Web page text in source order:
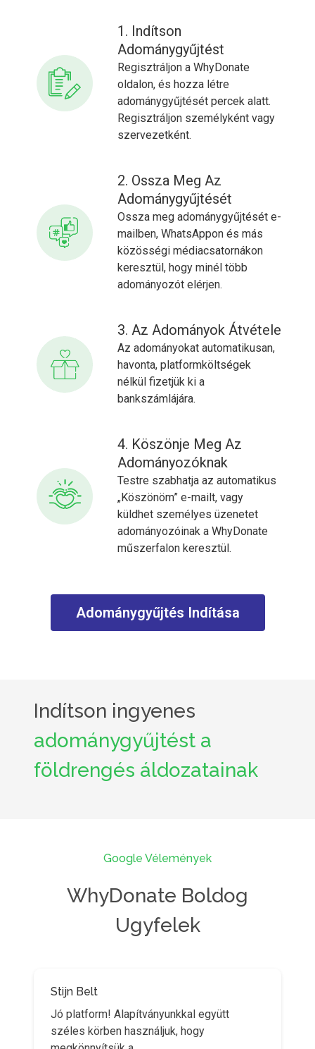
1. Indítson
Adománygyűjtést
Regisztráljon a WhyDonate
oldalon, és hozza létre
adománygyűjtését percek alatt.
Regisztráljon személyként vagy
szervezetként.
2. Ossza Meg Az
Adománygyűjtését
Ossza meg adománygyűjtését e-
mailben, WhatsAppon és más
közösségi médiacsatornákon
keresztül, hogy minél több
adományozót elérjen.
3. Az Adományok Átvétele
Az adományokat automatikusan,
havonta, platformköltségek
nélkül fizetjük ki a
bankszámlájára.
4. Köszönje Meg Az
Adományozóknak
Testre szabhatja az automatikus
„Köszönöm” e-mailt, vagy
küldhet személyes üzenetet
adományozóinak a WhyDonate
műszerfalon keresztül.
Adománygyűjtés Indítása
Indítson ingyenes
adománygyűjtést a
földrengés áldozatainak
Google Vélemények
WhyDonate Boldog
Ugyfelek
Stijn Belt
Jó platform! Alapítványunkkal együtt
széles körben használjuk, hogy